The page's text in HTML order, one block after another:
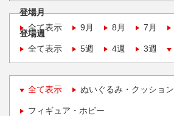
登場月
全て表示
9月 8月 7月
登場週
全て表示
5週 4週 3週
全て表示 ぬいぐるみ・クッション
フィギュア・ホビー